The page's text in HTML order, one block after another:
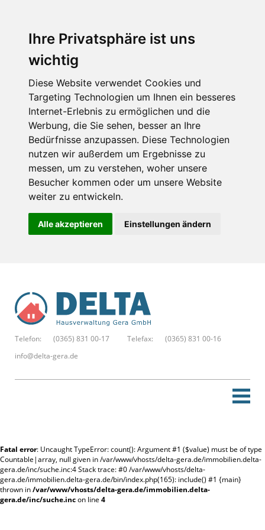
Ihre Privatsphäre ist uns
wichtig
Diese Website verwendet Cookies und
Targeting Technologien um Ihnen ein besseres
Internet-Erlebnis zu ermöglichen und die
Werbung, die Sie sehen, besser an Ihre
Bedürfnisse anzupassen. Diese Technologien
nutzen wir außerdem um Ergebnisse zu
messen, um zu verstehen, woher unsere
Besucher kommen oder um unsere Website
weiter zu entwickeln.
Alle akzeptieren Einstellungen ändern
Telefon: (0365) 831 00-17 Telefax:
(0365) 831 00-16
info@delta-gera.de
Neue Suche
Merkzettel
Fatal error: Uncaught TypeError: count(): Argument #1 ($value) must be of type
Countable|array, null given in /var/www/vhosts/delta-gera.de/immobilien.delta-
gera.de/inc/suche.inc:4 Stack trace: #0 /var/www/vhosts/delta-
gera.de/immobilien.delta-gera.de/bin/index.php(165): include() #1 {main}
thrown in/var/www/vhosts/delta-gera.de/immobilien.delta-
gera.de/inc/suche.incon line 4